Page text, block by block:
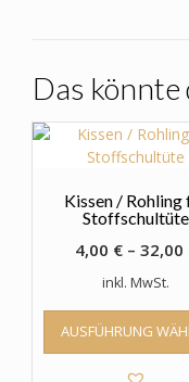
Das
Kissen / Rohling
Stoffschultüte
4,00 €– 32,00
inkl. MwSt.
AUSFÜHRUNG